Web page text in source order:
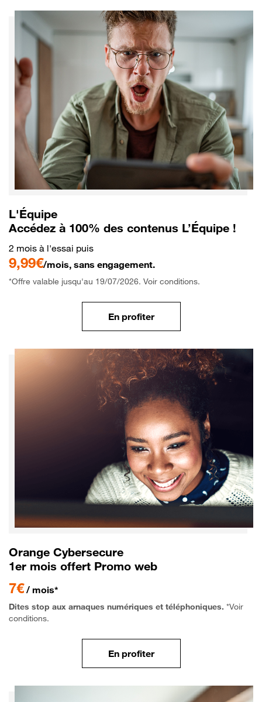
L'Équipe
Accédez à 100% des contenus L’Équipe !
2 mois à l'essai puis
9,99€/mois, sans engagement.
*Offre valable jusqu'au 19/07/2026. Voir conditions.
En profiter
Orange Cybersecure
1er mois offert Promo web
7€ / mois*
Dites stop aux arnaques numériques et téléphoniques. *Voir
conditions.
En profiter